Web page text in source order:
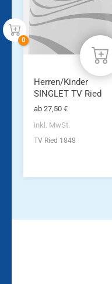
auf.
Die
Optionen
können
auf
Produktseite
gewählt
werden
Herren/Kinder
SINGLET TV Ried
ab 27,50 €
inkl. MwSt.
TV Ried 1848